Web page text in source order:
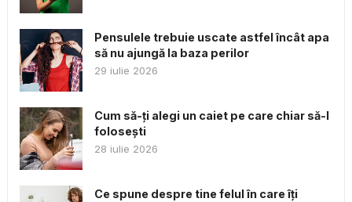
Pensulele trebuie uscate astfel încât apa
să nu ajungă la baza perilor
29 iulie 2026
Cum să-ți alegi un caiet pe care chiar să-l
folosești
28 iulie 2026
Ce spune despre tine felul în care îți